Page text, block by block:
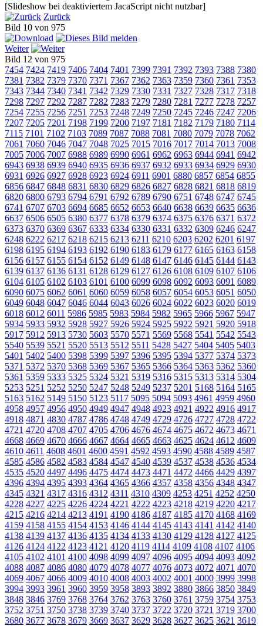
[Slideshow bei deaktiviertem JacaScript nicht nutzbar]
Zurück
Bild 10 von 975
Weiter
Bild 12 von 975
7454 7424 7419 7406 7404 7401 7399 7391 7392 7393 7388 7380
7381 7382 7379 7370 7371 7367 7362 7363 7359 7360 7361 7353
7343 7344 7340 7341 7342 7329 7330 7331 7327 7328 7317 7318
7298 7297 7292 7287 7282 7283 7279 7280 7281 7277 7278 7257
7254 7255 7256 7251 7253 7248 7249 7250 7245 7246 7247 7206
7207 7205 7201 7198 7199 7200 7197 7181 7182 7179 7180 7114
7115 7101 7102 7103 7089 7087 7088 7081 7080 7079 7078 7062
7061 7060 7046 7047 7048 7025 7015 7016 7017 7014 7013 7008
7005 7006 7007 6988 6989 6990 6961 6962 6963 6944 6941 6942
6943 6938 6939 6940 6935 6936 6937 6932 6933 6934 6929 6930
6931 6926 6927 6928 6923 6924 6911 6901 6880 6857 6854 6855
6856 6847 6848 6831 6830 6829 6826 6827 6828 6821 6818 6819
6820 6800 6793 6794 6791 6792 6789 6790 6751 6748 6747 6745
6741 6707 6703 6694 6685 6652 6653 6640 6638 6639 6635 6636
6637 6506 6505 6380 6377 6378 6379 6374 6375 6376 6371 6372
6373 6370 6369 6367 6333 6334 6330 6331 6332 6309 6246 6247
6248 6222 6217 6218 6215 6213 6211 6210 6203 6202 6201 6197
6198 6195 6194 6193 6192 6190 6183 6179 6177 6165 6163 6158
6156 6157 6155 6154 6152 6149 6148 6147 6146 6145 6144 6143
6139 6137 6136 6131 6128 6129 6127 6126 6108 6109 6107 6106
6104 6105 6102 6103 6101 6100 6099 6098 6092 6093 6091 6089
6090 6075 6062 6061 6060 6059 6058 6057 6054 6053 6051 6050
6049 6048 6047 6046 6044 6043 6026 6024 6022 6023 6020 6019
6018 6012 6011 5986 5985 5983 5984 5982 5965 5966 5967 5947
5934 5933 5932 5928 5927 5926 5924 5925 5922 5921 5920 5918
5917 5912 5913 5730 5603 5570 5571 5569 5568 5541 5542 5543
5540 5539 5521 5520 5513 5512 5511 5428 5427 5404 5405 5403
5401 5402 5400 5398 5399 5397 5396 5395 5394 5377 5374 5373
5371 5372 5370 5368 5369 5367 5365 5366 5364 5363 5362 5360
5361 5359 5333 5325 5324 5321 5319 5316 5315 5313 5314 5304
5253 5251 5252 5250 5247 5248 5249 5237 5201 5168 5164 5165
5163 5162 5149 5150 5123 5117 5095 5094 5093 4961 4959 4960
4958 4957 4956 4950 4949 4947 4948 4923 4921 4922 4916 4917
4918 4871 4830 4787 4786 4748 4749 4729 4726 4727 4728 4722
4721 4720 4708 4707 4705 4706 4676 4674 4675 4672 4673 4671
4668 4669 4670 4666 4667 4664 4665 4663 4625 4624 4612 4609
4610 4611 4608 4601 4600 4591 4592 4593 4590 4588 4589 4587
4585 4586 4582 4583 4584 4547 4540 4539 4537 4538 4536 4534
4535 4520 4497 4496 4475 4474 4473 4471 4472 4466 4429 4397
4396 4394 4395 4393 4364 4365 4366 4357 4358 4356 4348 4347
4345 4321 4317 4316 4312 4311 4310 4309 4253 4251 4252 4250
4228 4227 4225 4226 4224 4221 4222 4223 4218 4219 4220 4217
4215 4216 4214 4213 4191 4190 4186 4187 4185 4170 4168 4169
4159 4158 4155 4154 4153 4146 4144 4145 4143 4141 4142 4140
4138 4139 4137 4136 4135 4134 4133 4130 4129 4128 4127 4125
4126 4124 4122 4123 4121 4120 4119 4114 4109 4108 4107 4106
4105 4102 4101 4100 4098 4099 4097 4096 4095 4094 4093 4092
4088 4087 4086 4080 4079 4078 4077 4076 4073 4072 4071 4070
4069 4067 4066 4009 4010 4008 4003 4002 4001 4000 3999 3998
3994 3993 3961 3960 3959 3958 3893 3892 3880 3866 3850 3849
3848 3846 3769 3768 3764 3762 3763 3760 3761 3759 3754 3753
3752 3751 3750 3738 3739 3740 3737 3722 3720 3721 3719 3700
3680 3677 3678 3679 3669 3637 3629 3628 3627 3625 3621 3619